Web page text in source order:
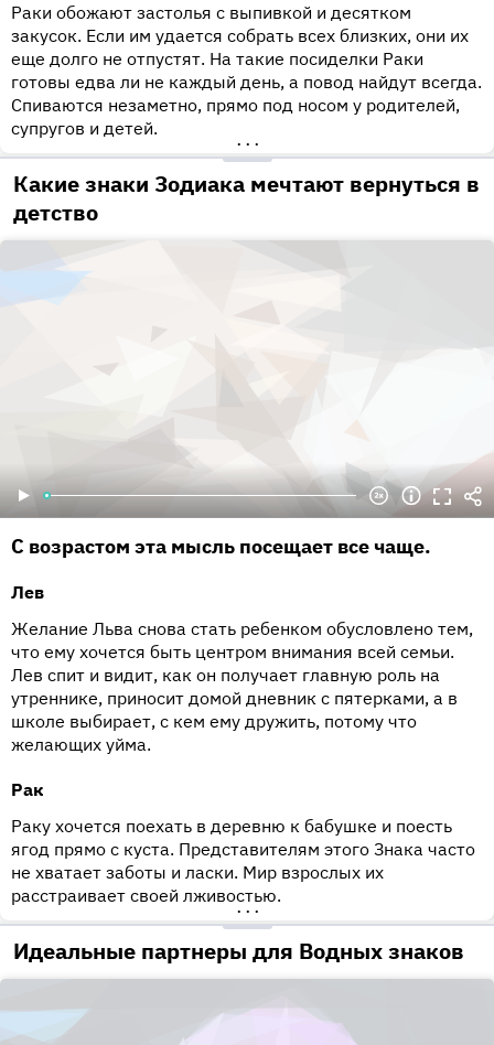
Раки обожают застолья с выпивкой и десятком
закусок. Если им удается собрать всех близких, они их
еще долго не отпустят. На такие посиделки Раки
готовы едва ли не каждый день, а повод найдут всегда.
Спиваются незаметно, прямо под носом у родителей,
супругов и детей.
•••
Какие знаки Зодиака мечтают вернуться в
детство
С возрастом эта мысль посещает все чаще.
Лев
Желание Льва снова стать ребенком обусловлено тем,
что ему хочется быть центром внимания всей семьи.
Лев спит и видит, как он получает главную роль на
утреннике, приносит домой дневник с пятерками, а в
школе выбирает, с кем ему дружить, потому что
желающих уйма.
Рак
Раку хочется поехать в деревню к бабушке и поесть
ягод прямо с куста. Представителям этого Знака часто
не хватает заботы и ласки. Мир взрослых их
расстраивает своей лживостью.
•••
Идеальные партнеры для Водных знаков